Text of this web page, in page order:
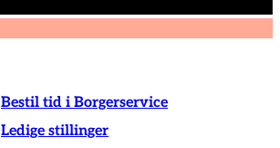
Bestil tid i Borgerservice
Ledige stillinger